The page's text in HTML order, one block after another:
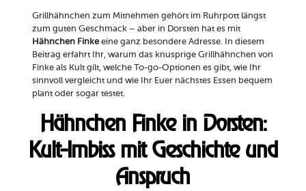
Grillhähnchen zum Mitnehmen gehört im Ruhrpott längst
zum guten Geschmack – aber in Dorsten hat es mit
Hähnchen Finkeeine ganz besondere Adresse. In diesem
Beitrag erfahrt Ihr, warum das knusprige Grillhähnchen von
Finke als Kult gilt, welche To-go-Optionen es gibt, wie Ihr
sinnvoll vergleicht und wie Ihr Euer nächstes Essen bequem
plant oder sogar testet.
Hähnchen Finke in Dorsten:
Kult-Imbiss mit Geschichte und
Anspruch